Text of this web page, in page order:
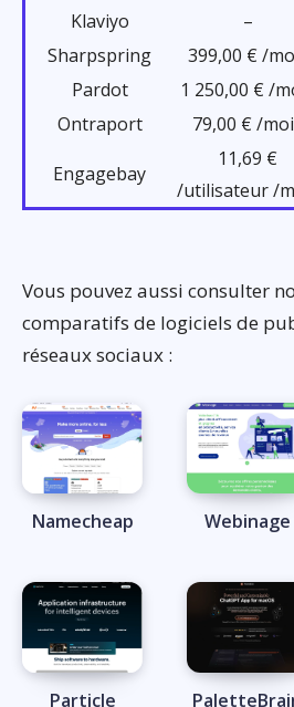
Klaviyo
–
Sharpspring
399,00 € /
Pardot
1 250,00 € /
Ontraport
79,00 € /
Engagebay
11,69 €
/utilisateur /
Vous pouvez aussi consulter
comparatifs de logiciels de
réseaux sociaux :
Namecheap Webinage
Particle